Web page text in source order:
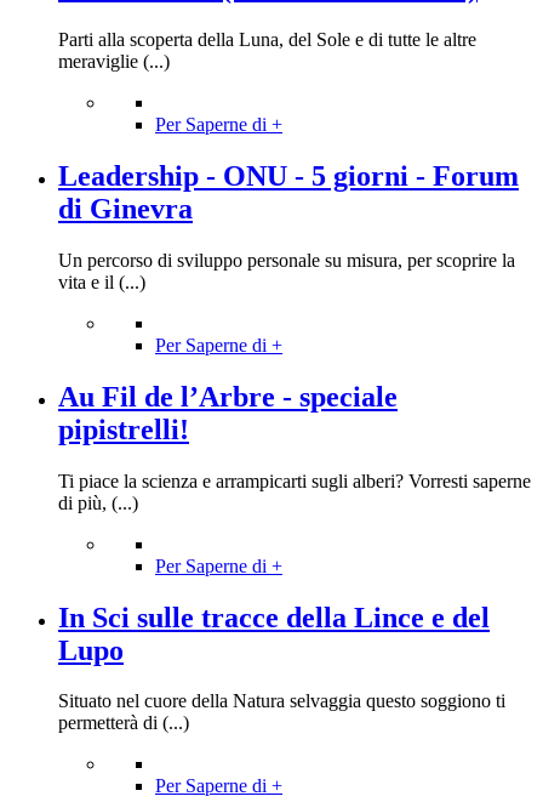
Parti alla scoperta della Luna, del Sole e di tutte le altre
meraviglie (...)
Per Saperne di +
Leadership - ONU - 5 giorni - Forum
di Ginevra
Un percorso di sviluppo personale su misura, per scoprire la
vita e il (...)
Per Saperne di +
Au Fil de l’Arbre - speciale
pipistrelli!
Ti piace la scienza e arrampicarti sugli alberi? Vorresti saperne
di più, (...)
Per Saperne di +
In Sci sulle tracce della Lince e del
Lupo
Situato nel cuore della Natura selvaggia questo soggiono ti
permetterà di (...)
Per Saperne di +